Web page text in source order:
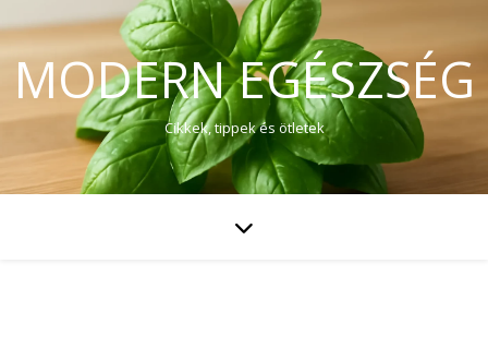
MODERN EGÉSZSÉG
Cikkek, tippek és ötletek